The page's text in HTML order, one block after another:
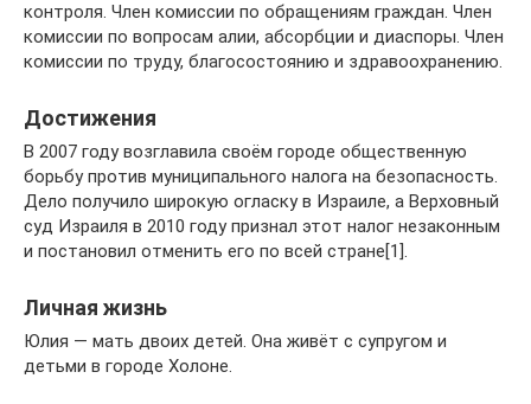
контроля. Член комиссии по обращениям граждан. Член
комиссии по вопросам алии, абсорбции и диаспоры. Член
комиссии по труду, благосостоянию и здравоохранению.
Достижения
В 2007 году возглавила своём городе общественную
борьбу против муниципального налога на безопасность.
Дело получило широкую огласку в Израиле, а Верховный
суд Израиля в 2010 году признал этот налог незаконным
и постановил отменить его по всей стране[1].
Личная жизнь
Юлия — мать двоих детей. Она живёт с супругом и
детьми в городе Холоне.